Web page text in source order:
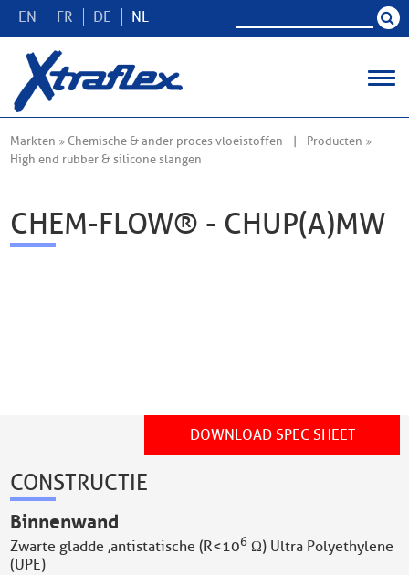
EN FR DE NL
Markten Chemische & ander proces vloeistoffen
Producten
High end rubber & silicone slangen
CHEM-FLOW® - CHUP(A)MW
DOWNLOAD SPEC SHEET
CONSTRUCTIE
Binnenwand
Zwarte gladde ,antistatische (R<106 Ω) Ultra Polyethylene
(UPE)